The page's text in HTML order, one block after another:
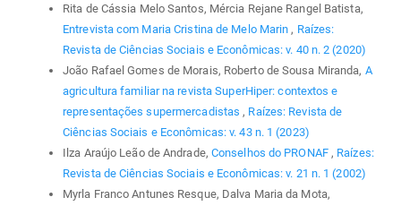
Rita de Cássia Melo Santos, Mércia Rejane Rangel Batista,
Entrevista com Maria Cristina de Melo Marin , Raízes:
Revista de Ciências Sociais e Econômicas: v. 40 n. 2 (2020)
João Rafael Gomes de Morais, Roberto de Sousa Miranda, A
agricultura familiar na revista SuperHiper: contextos e
representações supermercadistas , Raízes: Revista de
Ciências Sociais e Econômicas: v. 43 n. 1 (2023)
Ilza Araújo Leão de Andrade, Conselhos do PRONAF , Raízes:
Revista de Ciências Sociais e Econômicas: v. 21 n. 1 (2002)
Myrla Franco Antunes Resque, Dalva Maria da Mota,